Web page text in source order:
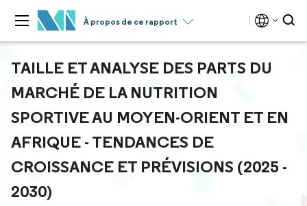
À propos de ce rapport
TAILLE ET ANALYSE DES PARTS DU
MARCHÉ DE LA NUTRITION
SPORTIVE AU MOYEN-ORIENT ET EN
AFRIQUE - TENDANCES DE
CROISSANCE ET PRÉVISIONS (2025 -
2030)